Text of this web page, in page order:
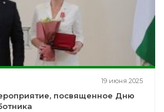
19 июня 2025
посвященное Дню